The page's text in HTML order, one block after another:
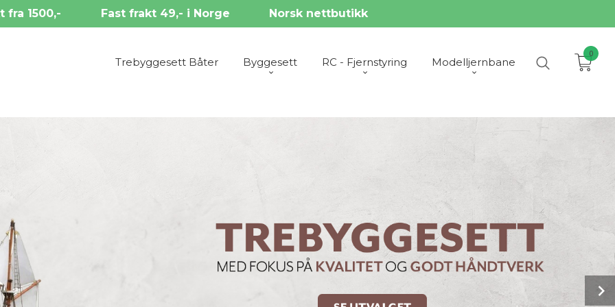
fra 1500,- Fast frakt 49,- i Norge Norsk nettbutikk
Trebyggesett Båter Byggesett RC - Fjernstyring Modelljernbane
0